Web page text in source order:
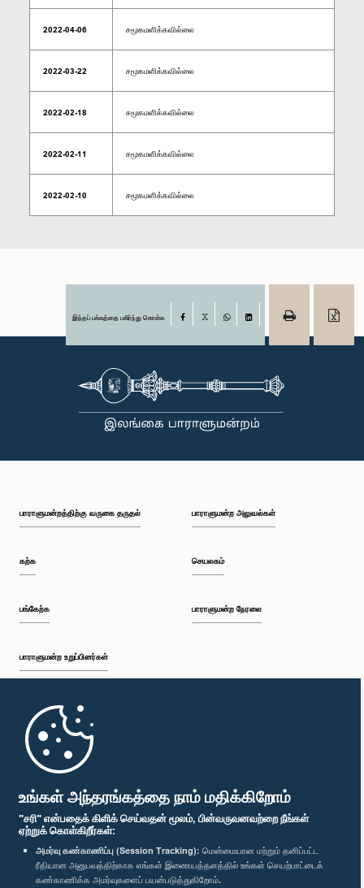
உங்கள் அந்தரங்கத்தை நாம் மதிக்கிறோம்
"சரி" என்பதைக் கிளிக் செய்வதன் மூலம், பின்வருவனவற்றை நீங்கள்
ஏற்றுக் கொள்கிறீர்கள்:
அமர்வு கண்காணிப்பு (Session Tracking): மென்மையான மற்றும் தனிப்பட்ட
ரீதியான அனுபவத்திற்காக எங்கள் இணையத்தளத்தில் உங்கள் செயற்பாட்டைக்
கண்காணிக்க அமர்வுகளைப் பயன்படுத்துகிறோம்.
2022-04-06 சமூகமளிக்கவில்லை
2022-03-22 சமூகமளிக்கவில்லை
2022-02-18 சமூகமளிக்கவில்லை
2022-02-11 சமூகமளிக்கவில்லை
2022-02-10 சமூகமளிக்கவில்லை
இந்தப் பக்கத்தை பகிர்ந்து கொள்க Facebook
பாராளுமன்றத்திற்கு வருகை தருதல்
கற்க
பங்கேற்க
பாராளுமன்ற உறுப்பினர்கள்
முதற்பக்கம்
பாராளுமன்ற அலுவல்கள்
செயலகம்
பாராளுமன்ற நேரலை
பாராளுமன்ற கையடக்க செயலி
எம்மை பின்தொடர்க :